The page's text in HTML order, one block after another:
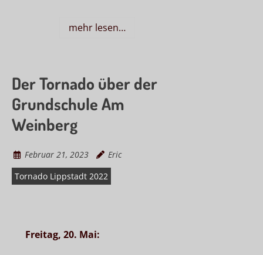
mehr lesen…
Der Tornado über der
Grundschule Am
Weinberg
Februar 21, 2023
Eric
Tornado Lippstadt 2022
Freitag, 20. Mai: